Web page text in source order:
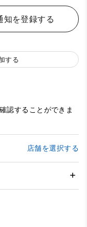
知を登録する
する
認することができま
店舗を選択する